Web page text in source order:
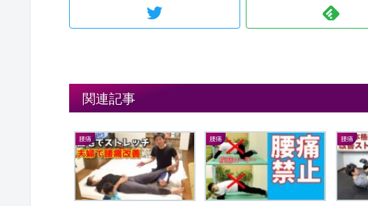
関連記事
腰痛 腰痛 腰痛